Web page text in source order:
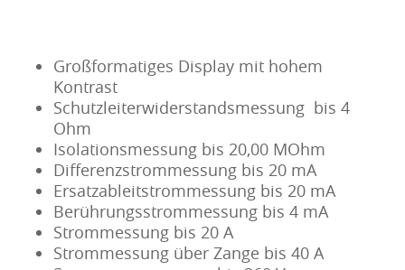
Großformatiges Display mit hohem
Kontrast
Schutzleiterwiderstandsmessung bis 4
Ohm
Isolationsmessung bis 20,00 MOhm
Differenzstrommessung bis 20 mA
Ersatzableitstrommessung bis 20 mA
Berührungsstrommessung bis 4 mA
Strommessung bis 20 A
Strommessung über Zange bis 40 A